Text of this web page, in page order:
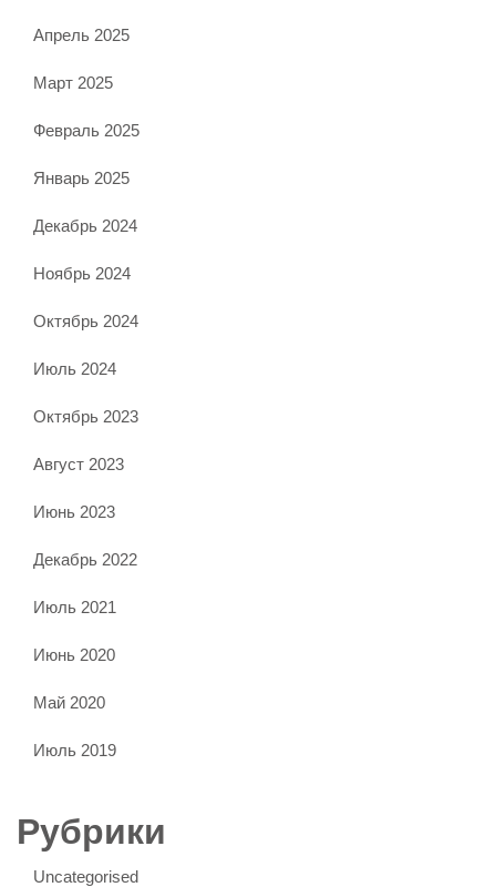
Апрель 2025
Март 2025
Февраль 2025
Январь 2025
Декабрь 2024
Ноябрь 2024
Октябрь 2024
Июль 2024
Октябрь 2023
Август 2023
Июнь 2023
Декабрь 2022
Июль 2021
Июнь 2020
Май 2020
Июль 2019
Рубрики
Uncategorised